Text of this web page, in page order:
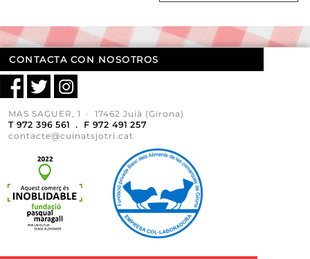
CONTACTA CON NOSOTROS
MAS SAGUER, 1 · 17462 Juià (Girona)
T 972 396 561 . F 972 491 257
contacte@cuinatsjotri.cat